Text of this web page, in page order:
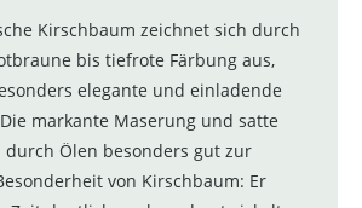
Kirschbaum zeichnet sich durch
bis tiefrote Färbung aus,
elegante und einladende
markante Maserung und satte
durch Ölen besonders gut zur
von Kirschbaum: Er